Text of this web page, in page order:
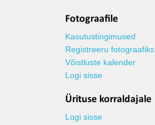
Fotograafile
Kasutustingimused
Registreeru fotograafiks
Võistluste kalender
Logi sisse
Ürituse korraldajale
Logi sisse